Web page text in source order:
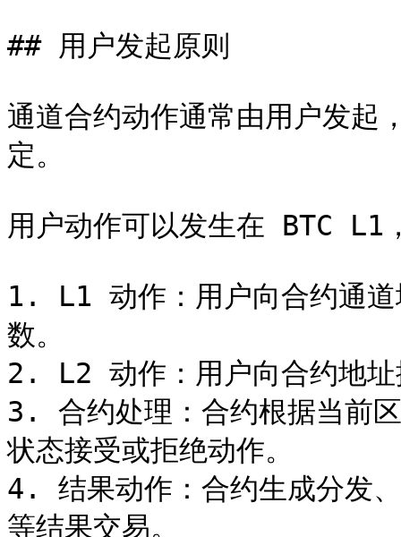
## 用户发起原则
通道合约动作通常由用户发
定。
用户动作可以发生在 BTC
1. L1 动作：用户向合约通道
数。
2. L2 动作：用户向合约地
3. 合约处理：合约根据当前
状态接受或拒绝动作。
4. 结果动作：合约生成分
等结果交易。